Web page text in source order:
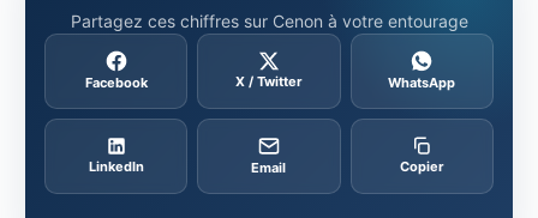
Partagez ces chiffres sur Cenon à votre entourage
Facebook X / Twitter WhatsApp
LinkedIn Email Copier